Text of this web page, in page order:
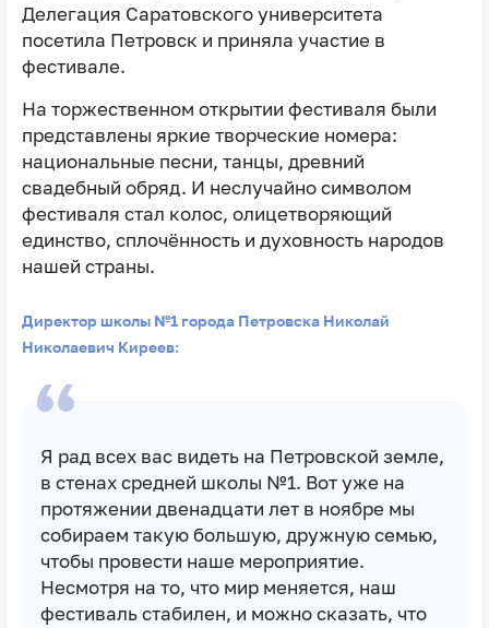
Делегация Саратовского университета
посетила Петровск и приняла участие в
фестивале.
На торжественном открытии фестиваля были
представлены яркие творческие номера:
национальные песни, танцы, древний
свадебный обряд. И неслучайно символом
фестиваля стал колос, олицетворяющий
единство, сплочённость и духовность народов
нашей страны.
Директор школы №1 города Петровска Николай
Николаевич Киреев:
Я рад всех вас видеть на Петровской земле,
в стенах средней школы №1. Вот уже на
протяжении двенадцати лет в ноябре мы
собираем такую большую, дружную семью,
чтобы провести наше мероприятие.
Несмотря на то, что мир меняется, наш
фестиваль стабилен, и можно сказать, что